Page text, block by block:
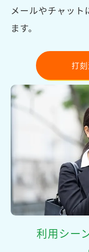
メールやチャット
ます。
打
利用シー